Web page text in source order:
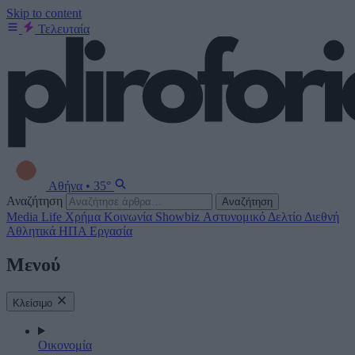
Skip to content
Τελευταία
Αθήνα • 35°
Αναζήτηση
Αναζήτηση
Media Life Χρήμα Κοινωνία Showbiz Αστυνομικό Δελτίο Διεθνή
Αθλητικά ΗΠΑ Εργασία
Μενού
Κλείσιμο
Οικονομία